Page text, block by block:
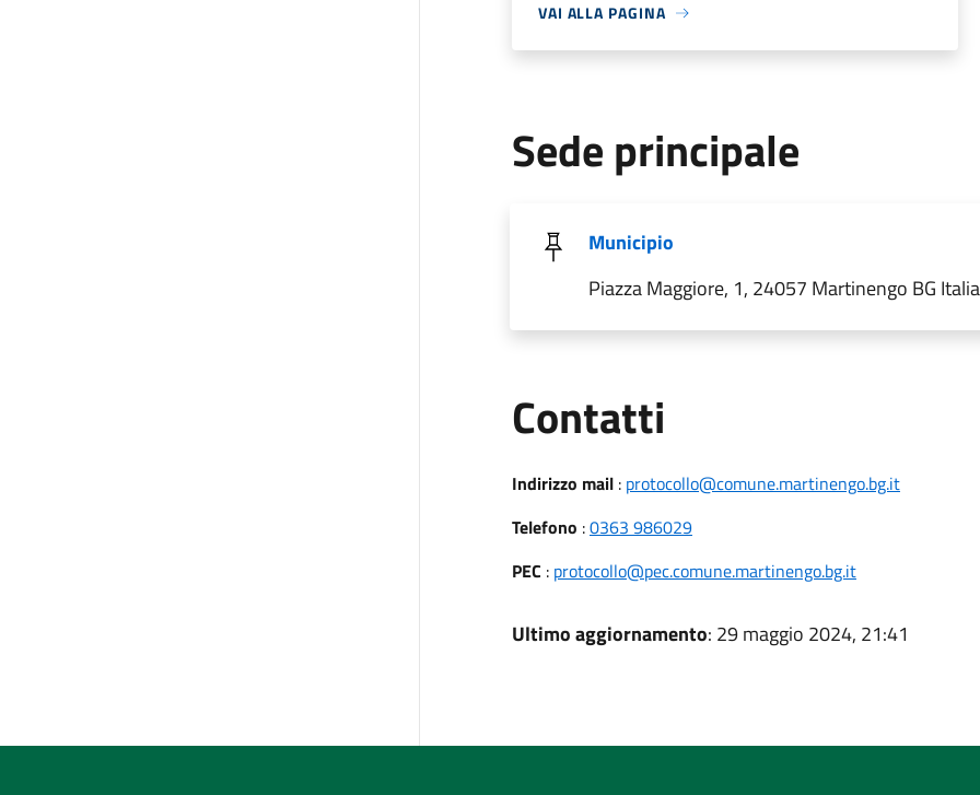
VAI ALLA PAGINA
Sede principale
Municipio
Piazza Maggiore, 1, 24057 Martinengo BG Italia
Contatti
Indirizzo mail: protocollo@comune.martinengo.bg.it
Telefono :0363 986029
PEC : protocollo@pec.comune.martinengo.bg.it
Ultimo aggiornamento: 29 maggio 2024, 21:41